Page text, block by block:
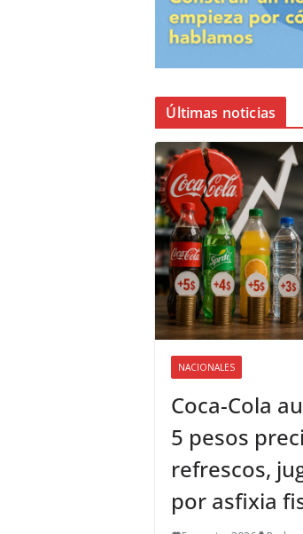
Últimas noticias
NACIONALES
Coca-Cola
5 pesos
refrescos,
por asfixia